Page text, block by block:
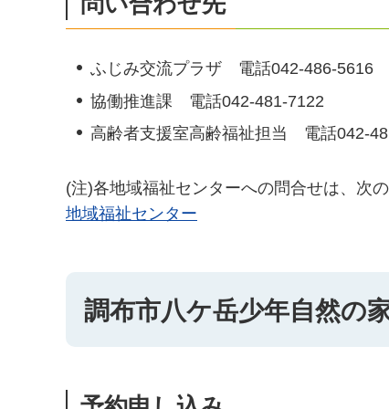
ふじみ交流プラザ 電話042-486-5616
協働推進課 電話042-481-7122
高齢者支援室高齢福祉担当 電話042-
(注)各地域福祉センターへの問合せは、次
地域福祉センター
調布市八ケ岳少年自然の